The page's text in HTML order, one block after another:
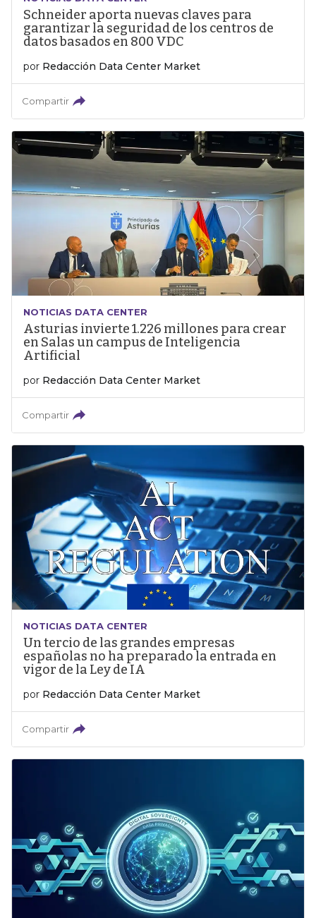
Schneider aporta nuevas claves para
garantizar la seguridad de los centros de
datos basados en 800 VDC
por Redacción Data Center Market
Compartir
NOTICIAS DATA CENTER
Asturias invierte 1.226 millones para crear
en Salas un campus de Inteligencia
Artificial
por Redacción Data Center Market
Compartir
NOTICIAS DATA CENTER
Un tercio de las grandes empresas
españolas no ha preparado la entrada en
vigor de la Ley de IA
por Redacción Data Center Market
Compartir